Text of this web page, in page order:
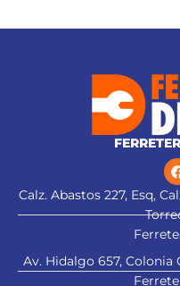
Calz. Abastos 227, Esq,
Av. Hidalgo 657, Colonia